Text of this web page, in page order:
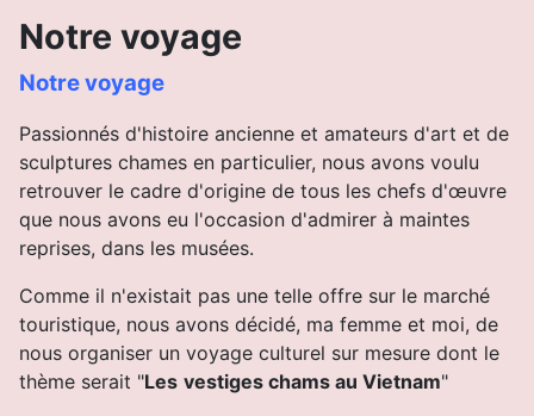
Notre voyage
Notre voyage
Passionnés d'histoire ancienne et amateurs d'art et de
sculptures chames en particulier, nous avons voulu
retrouver le cadre d'origine de tous les chefs d'œuvre
que nous avons eu l'occasion d'admirer à maintes
reprises, dans les musées.
Comme il n'existait pas une telle offre sur le marché
touristique, nous avons décidé, ma femme et moi, de
nous organiser un voyage culturel sur mesure dont le
thème serait "Les vestiges chams au Vietnam"